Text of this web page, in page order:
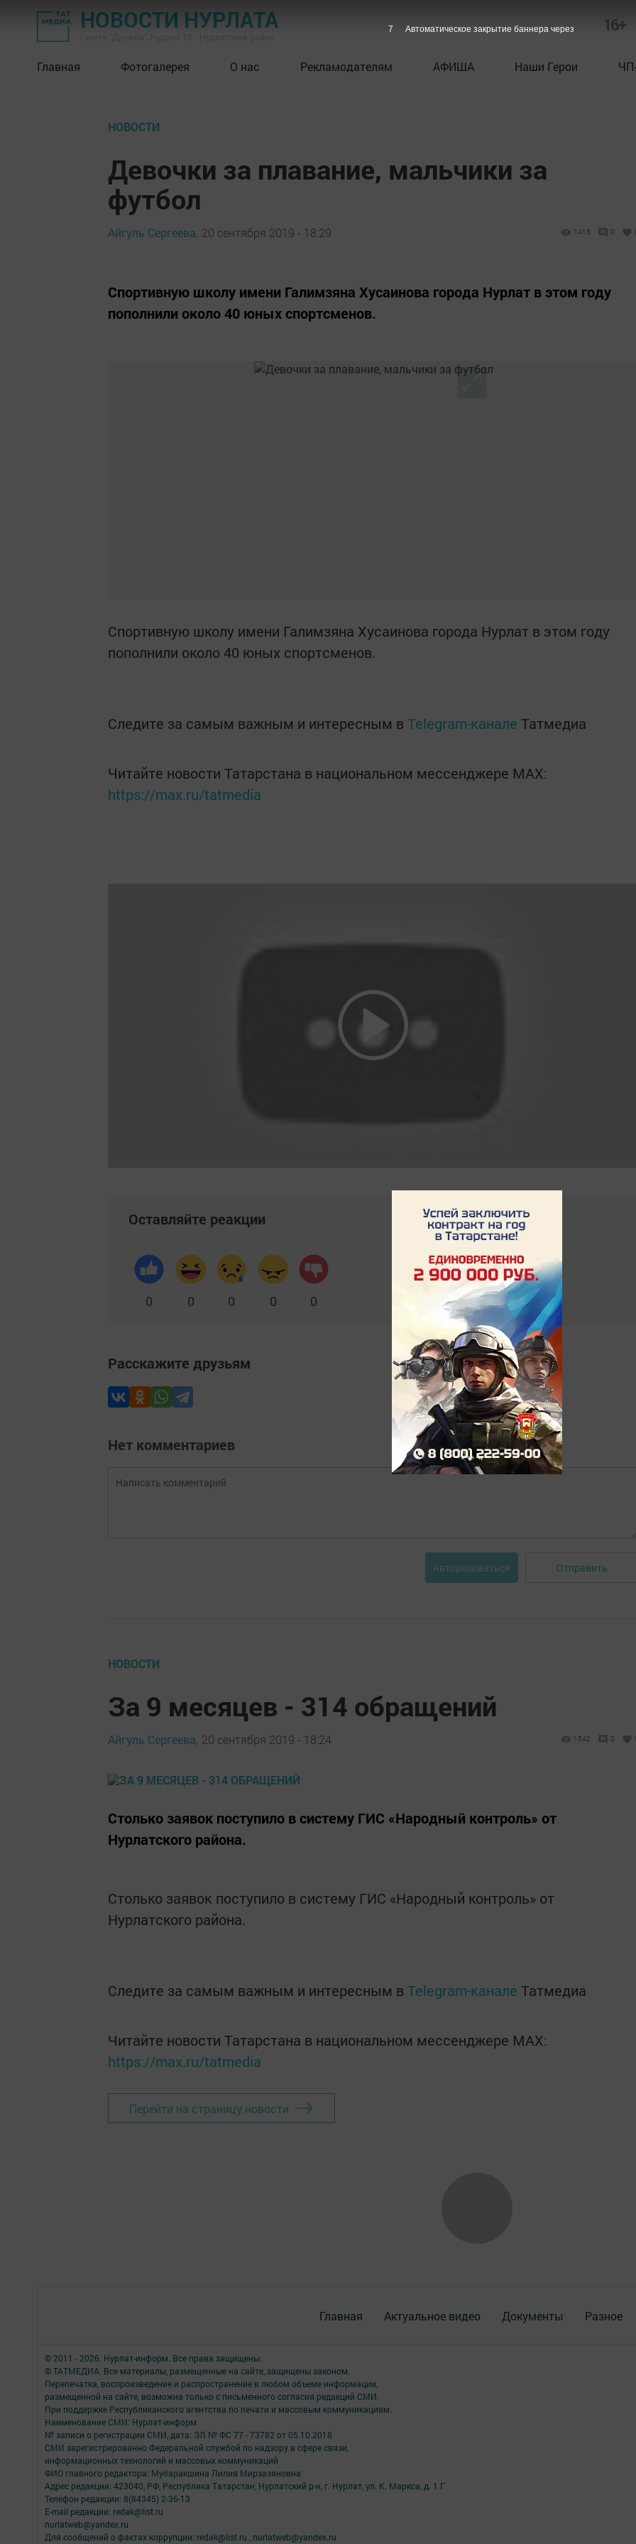
НОВОСТИ НУРЛАТА 16+
Главная Фотогалерея О нас Рекламодателям АФИША Наши Герои
НОВОСТИ
Девочки за плавание, мальчики за
футбол
Айгуль Сергеева, 20 сентября 2019 - 18:29 1415 0
Спортивную школу имени Галимзяна Хусаинова города Нурлат в этом году
пополнили около 40 юных спортсменов.
Спортивную школу имени Галимзяна Хусаинова города Нурлат в этом году
пополнили около 40 юных спортсменов.
Следите за самым важным и интересным в Telegram-канале Татмедиа
Читайте новости Татарстана в национальном мессенджере MАХ:
https://max.ru/tatmedia
Оставляйте реакции
0 0 0 0 0
Расскажите друзьям
Нет комментариев
Авторизоваться Отправить
НОВОСТИ
За 9 месяцев - 314 обращений
Айгуль Сергеева, 20 сентября 2019 - 18:24 1542 0
Столько заявок поступило в систему ГИС «Народный контроль» от
Нурлатского района.
Столько заявок поступило в систему ГИС «Народный контроль» от
Нурлатского района.
Следите за самым важным и интересным в Telegram-канале Татмедиа
Читайте новости Татарстана в национальном мессенджере MАХ:
https://max.ru/tatmedia
Перейти на страницу новости
Главная Актуальное видео Документы Разное
© 2011 - 2026. Нурлат-⁠информ. Все права защищены.
© ТАТМЕДИА. Все материалы, размещенные на сайте, защищены законом.
Перепечатка, воспроизведение и распространение в любом объеме информации,
размещенной на сайте, возможна только с письменного согласия редакций СМИ.
При поддержке Республиканского агентства по печати и массовым коммуникациям.
Наименование СМИ: Нурлат-⁠информ
№ записи о регистрации СМИ, дата: ЭЛ № ФС 77 -⁠ 73782 от 05.10.2018
СМИ зарегистрированно Федеральной службой по надзору в сфере связи,
информационных технологий и массовых коммуникаций
ФИО главного редактора: Мубаракшина Лилия Мирзазяновна
Адрес редакции: 423040, РФ, Республика Татарстан, Нурлатский р-н, г. Нурлат, ул. К. Маркса, д. 1 Г
Телефон редакции: 8(84345) 2-36-13
E-mail редакции: redak@list.ru
nurlatweb@yandex.ru
Для сообщений о фактах коррупции: redak@list.ru , nurlatweb@yandex.ru
6 Автоматическое закрытие баннера через